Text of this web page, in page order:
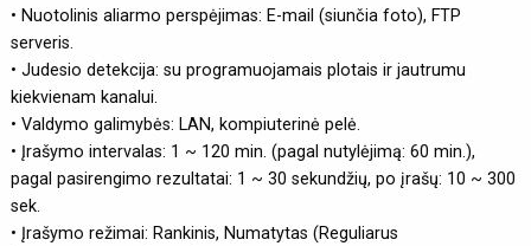
• Nuotolinis aliarmo perspėjimas: E-mail (siunčia foto), FTP
serveris.
• Judesio detekcija: su programuojamais plotais ir jautrumu
kiekvienam kanalui.
• Valdymo galimybės: LAN, kompiuterinė pelė.
• Įrašymo intervalas: 1 ~ 120 min. (pagal nutylėjimą: 60 min.),
pagal pasirengimo rezultatai: 1 ~ 30 sekundžių, po įrašų: 10 ~ 300
sek.
• Įrašymo režimai: Rankinis, Numatytas (Reguliarus